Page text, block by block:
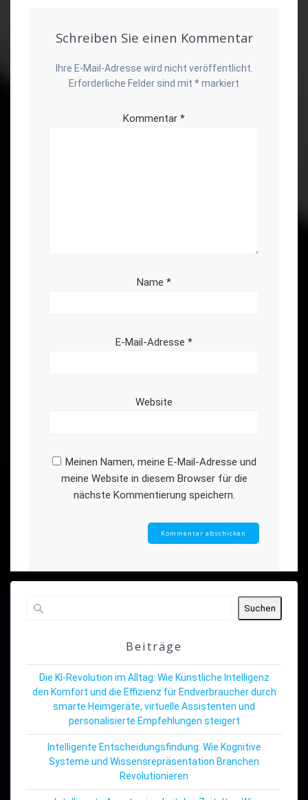
Schreiben Sie einen Kommentar
Ihre E-Mail-Adresse wird nicht veröffentlicht.
Erforderliche Felder sind mit *markiert
Kommentar *
Name *
E-Mail-Adresse *
Website
Meinen Namen, meine E-Mail-Adresse und
meine Website in diesem Browser für die
nächste Kommentierung speichern.
Suchen
Beiträge
Die KI-Revolution im Alltag: Wie Künstliche Intelligenz
den Komfort und die Effizienz für Endverbraucher durch
smarte Heimgeräte, virtuelle Assistenten und
personalisierte Empfehlungen steigert
Intelligente Entscheidungsfindung: Wie Kognitive
Systeme und Wissensrepräsentation Branchen
Revolutionieren